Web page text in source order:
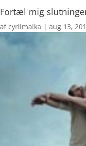
Fortæl mig
afcyrilmalka | aug 13,